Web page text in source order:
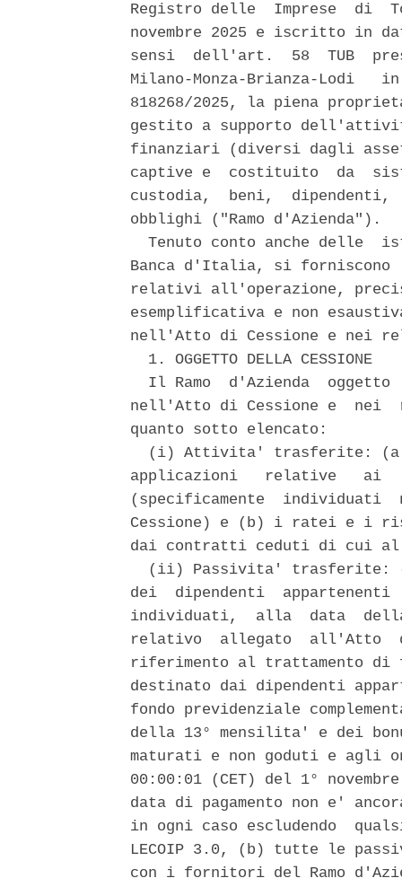
Registro delle  Imprese  di
novembre 2025 e iscritto in
sensi  dell'art.  58  TUB
Milano-Monza-Brianza-Lodi
818268/2025, la piena
gestito a supporto
finanziari (diversi dagli
captive e  costituito  da
custodia,  beni,
obblighi ("Ramo d'Azienda").
Tenuto conto anche delle
Banca d'Italia, si
relativi all'operazione,
esemplificativa e non
nell'Atto di Cessione e nei
  1. OGGETTO DELLA CESSIONE
Il Ramo  d'Azienda  oggetto
nell'Atto di Cessione e
quanto sotto elencato:
(i) Attivita' trasferite:
applicazioni   relative   ai
(specificamente
Cessione) e (b) i ratei e i
dai contratti ceduti di cui
(ii) Passivita' trasferite:
dei  dipendenti  appartenenti
individuati,  alla  data
relativo  allegato  all'Atto
riferimento al trattamento di
destinato dai dipendenti
fondo previdenziale
della 13° mensilita' e dei
maturati e non goduti e agli
00:00:01 (CET) del 1°
data di pagamento non e'
in ogni caso escludendo
LECOIP 3.0, (b) tutte le
con i fornitori del Ramo